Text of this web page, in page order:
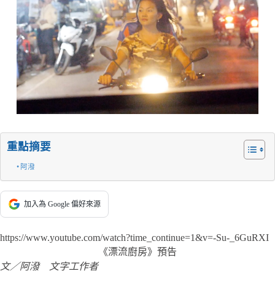
重點摘要
阿潑
加入為 Google 偏好來源
https://www.youtube.com/watch?time_continue=1&v=-Su-_6GuRXI
《漂流廚房》預告
文／阿潑 文字工作者